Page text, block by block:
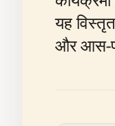
यह
और आस-